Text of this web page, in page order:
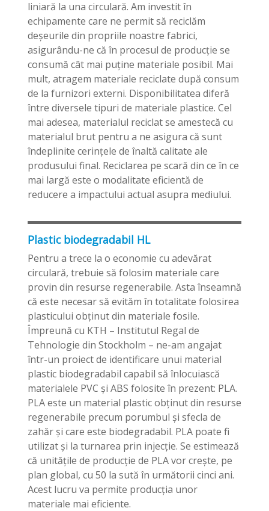
liniară la una circulară. Am investit în
echipamente care ne permit să reciclăm
deşeurile din propriile noastre fabrici,
asigurându-ne că în procesul de producţie se
consumă cât mai puţine materiale posibil. Mai
mult, atragem materiale reciclate după consum
de la furnizori externi. Disponibilitatea diferă
între diversele tipuri de materiale plastice. Cel
mai adesea, materialul reciclat se amestecă cu
materialul brut pentru a ne asigura că sunt
îndeplinite cerinţele de înaltă calitate ale
produsului final. Reciclarea pe scară din ce în ce
mai largă este o modalitate eficientă de
reducere a impactului actual asupra mediului.
Plastic biodegradabil HL
Pentru a trece la o economie cu adevărat
circulară, trebuie să folosim materiale care
provin din resurse regenerabile. Asta înseamnă
că este necesar să evităm în totalitate folosirea
plasticului obţinut din materiale fosile.
Împreună cu KTH – Institutul Regal de
Tehnologie din Stockholm – ne-am angajat
într-un proiect de identificare unui material
plastic biodegradabil capabil să înlocuiască
materialele PVC şi ABS folosite în prezent: PLA.
PLA este un material plastic obţinut din resurse
regenerabile precum porumbul şi sfecla de
zahăr şi care este biodegradabil. PLA poate fi
utilizat şi la turnarea prin injecţie. Se estimează
că unităţile de producţie de PLA vor creşte, pe
plan global, cu 50 la sută în următorii cinci ani.
Acest lucru va permite producţia unor
materiale mai eficiente.